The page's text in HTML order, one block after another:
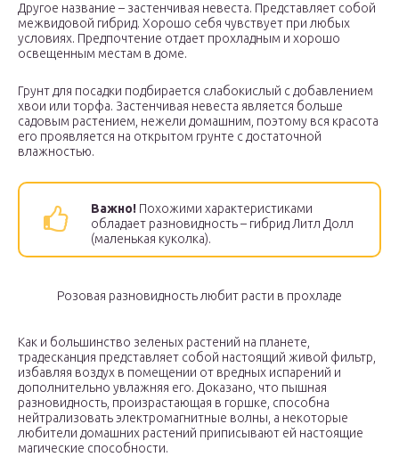
Другое название – застенчивая невеста. Представляет собой
межвидовой гибрид. Хорошо себя чувствует при любых
условиях. Предпочтение отдает прохладным и хорошо
освещенным местам в доме.
Грунт для посадки подбирается слабокислый с добавлением
хвои или торфа. Застенчивая невеста является больше
садовым растением, нежели домашним, поэтому вся красота
его проявляется на открытом грунте с достаточной
влажностью.
Важно! Похожими характеристиками
обладает разновидность – гибрид Литл Долл
(маленькая куколка).
Розовая разновидность любит расти в прохладе
Как и большинство зеленых растений на планете,
традесканция представляет собой настоящий живой фильтр,
избавляя воздух в помещении от вредных испарений и
дополнительно увлажняя его. Доказано, что пышная
разновидность, произрастающая в горшке, способна
нейтрализовать электромагнитные волны, а некоторые
любители домашних растений приписывают ей настоящие
магические способности.